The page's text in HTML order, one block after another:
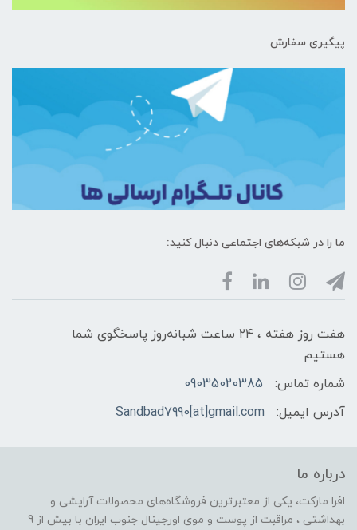
پیگیری سفارش
ما را در شبکه‌های اجتماعی دنبال کنید:
هفت روز هفته ، ۲۴ ساعت شبانه‌روز پاسخگوی شما
هستیم
شماره تماس:
09035020385
آدرس ایمیل:
Sandbad7990[at]gmail.com
درباره ما
افرا مارکت، یکی از معتبرترین فروشگاه‌های محصولات آرایشی و
بهداشتی ، مراقبت از پوست و موی اورجینال جنوب ایران با بیش از 9